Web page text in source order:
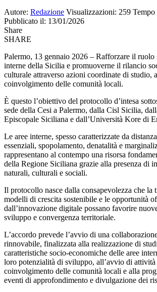
Autore: Redazione Visualizzazioni: 259 Tempo
Pubblicato il: 13/01/2026
Share
SHARE
Palermo, 13 gennaio 2026 – Rafforzare il ruolo
interne della Sicilia e promuoverne il rilancio
culturale attraverso azioni coordinate di studio,
coinvolgimento delle comunità locali.
È questo l’obiettivo del protocollo d’intesa
sede della Cesi a Palermo, dalla Cisl Sicilia,
Episcopale Siciliana e dall’Università Kore di
Le aree interne, spesso caratterizzate da
essenziali, spopolamento, denatalità e
rappresentano al contempo una risorsa
della Regione Siciliana grazie alla presenza di
naturali, culturali e sociali.
Il protocollo nasce dalla consapevolezza che la
modelli di crescita sostenibile e le opportunità
dall’innovazione digitale possano favorire
sviluppo e convergenza territoriale.
L’accordo prevede l’avvio di una
rinnovabile, finalizzata alla realizzazione di
caratteristiche socio-economiche delle aree
loro potenzialità di sviluppo, all’avvio di attività
coinvolgimento delle comunità locali e alla
eventi di approfondimento e divulgazione dei